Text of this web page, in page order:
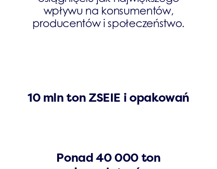
wpływu na konsumentów,
producentów i społeczeństwo.
10 mln ton ZSEIE i opakowań
Ponad 40 000 ton